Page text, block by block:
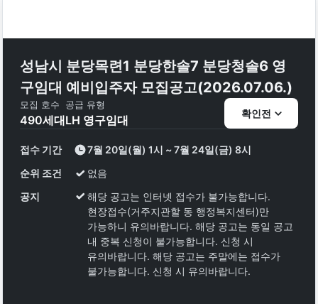
성남시 분당목련1 분당한솔7 분당청솔6 영
구임대 예비입주자 모집공고(2026.07.06.)
모집 호수
490세대
공급 유형
LH 영구임대 확인전
접수 기간
7월 20일(월) 1시 ~ 7월 24일(금) 8시
순위 조건
없음
공지
해당 공고는 인터넷 접수가 불가능합니다.
현장접수(거주지관할 동 행정복지센터)만
가능하니 유의바랍니다. 해당 공고는 동일 공고
내 중복 신청이 불가능합니다. 신청 시
유의바랍니다. 해당 공고는 주말에는 접수가
불가능합니다. 신청 시 유의바랍니다.